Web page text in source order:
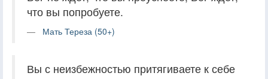
что вы попробуете.
Мать Тереза (50+)
Вы с неизбежностью притягиваете к себе